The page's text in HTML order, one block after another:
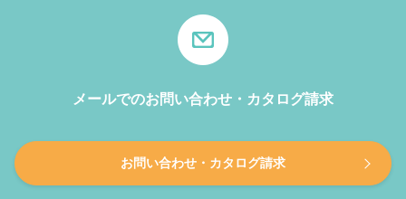
メールでのお問い合わせ・カタログ請求
お問い合わせ・カタログ請求